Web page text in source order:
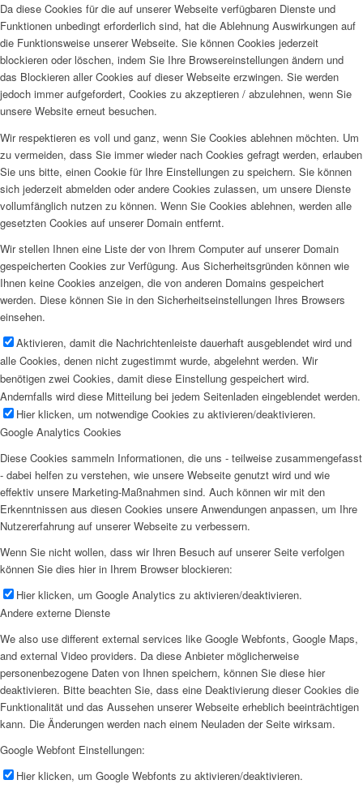
Da diese Cookies für die auf unserer Webseite verfügbaren Dienste und
Funktionen unbedingt erforderlich sind, hat die Ablehnung Auswirkungen auf
die Funktionsweise unserer Webseite. Sie können Cookies jederzeit
blockieren oder löschen, indem Sie Ihre Browsereinstellungen ändern und
das Blockieren aller Cookies auf dieser Webseite erzwingen. Sie werden
jedoch immer aufgefordert, Cookies zu akzeptieren / abzulehnen, wenn Sie
unsere Website erneut besuchen.
Wir respektieren es voll und ganz, wenn Sie Cookies ablehnen möchten. Um
zu vermeiden, dass Sie immer wieder nach Cookies gefragt werden, erlauben
Sie uns bitte, einen Cookie für Ihre Einstellungen zu speichern. Sie können
sich jederzeit abmelden oder andere Cookies zulassen, um unsere Dienste
vollumfänglich nutzen zu können. Wenn Sie Cookies ablehnen, werden alle
gesetzten Cookies auf unserer Domain entfernt.
Wir stellen Ihnen eine Liste der von Ihrem Computer auf unserer Domain
gespeicherten Cookies zur Verfügung. Aus Sicherheitsgründen können wie
Ihnen keine Cookies anzeigen, die von anderen Domains gespeichert
werden. Diese können Sie in den Sicherheitseinstellungen Ihres Browsers
einsehen.
Aktivieren, damit die Nachrichtenleiste dauerhaft ausgeblendet wird und
alle Cookies, denen nicht zugestimmt wurde, abgelehnt werden. Wir
benötigen zwei Cookies, damit diese Einstellung gespeichert wird.
Andernfalls wird diese Mitteilung bei jedem Seitenladen eingeblendet werden.
Hier klicken, um notwendige Cookies zu aktivieren/deaktivieren.
Google Analytics Cookies
Diese Cookies sammeln Informationen, die uns - teilweise zusammengefasst
- dabei helfen zu verstehen, wie unsere Webseite genutzt wird und wie
effektiv unsere Marketing-Maßnahmen sind. Auch können wir mit den
Erkenntnissen aus diesen Cookies unsere Anwendungen anpassen, um Ihre
Nutzererfahrung auf unserer Webseite zu verbessern.
Wenn Sie nicht wollen, dass wir Ihren Besuch auf unserer Seite verfolgen
können Sie dies hier in Ihrem Browser blockieren:
Hier klicken, um Google Analytics zu aktivieren/deaktivieren.
Andere externe Dienste
We also use different external services like Google Webfonts, Google Maps,
and external Video providers. Da diese Anbieter möglicherweise
personenbezogene Daten von Ihnen speichern, können Sie diese hier
deaktivieren. Bitte beachten Sie, dass eine Deaktivierung dieser Cookies die
Funktionalität und das Aussehen unserer Webseite erheblich beeinträchtigen
kann. Die Änderungen werden nach einem Neuladen der Seite wirksam.
Google Webfont Einstellungen:
Hier klicken, um Google Webfonts zu aktivieren/deaktivieren.